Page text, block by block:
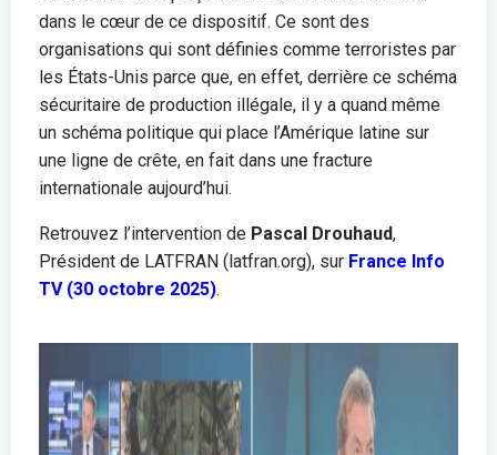
dans le cœur de ce dispositif. Ce sont des
organisations qui sont définies comme terroristes par
les États-Unis parce que, en effet, derrière ce schéma
sécuritaire de production illégale, il y a quand même
un schéma politique qui place l’Amérique latine sur
une ligne de crête, en fait dans une fracture
internationale aujourd’hui.
Retrouvez l’intervention de Pascal Drouhaud,
Président de LATFRAN (latfran.org), sur France Info
TV (30 octobre 2025).